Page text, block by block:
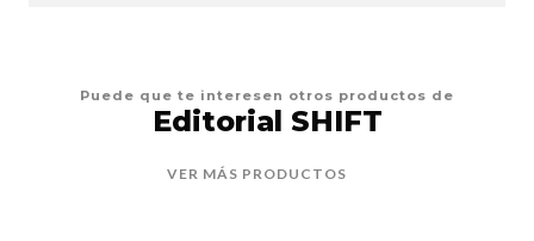
Puede que te interesen otros productos de
Editorial SHIFT
VER MÁS PRODUCTOS